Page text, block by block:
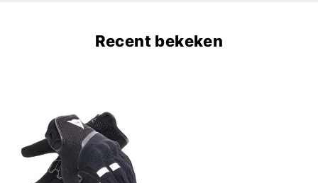
Recent bekeken